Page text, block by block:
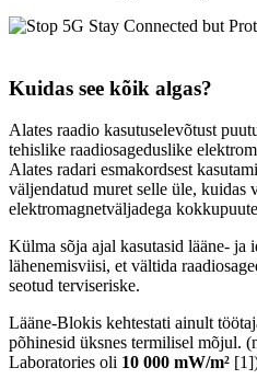
Kuidas see kõik algas?
Alates raadio kasutuselevõtust
tehislike raadiosageduslike
Alates radari esmakordsest
väljendatud muret selle üle, kuidas
elektromagnetväljadega
Külma sõja ajal kasutasid lääne- ja
lähenemisviisi, et vältida
seotud terviseriske.
Lääne-Blokis kehtestati ainult
põhinesid üksnes termilisel mõjul.
Laboratories oli 10 000 mW/m²